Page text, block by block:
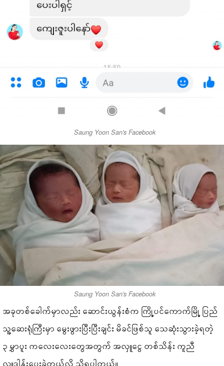
Saung Yoon San's Facebook
Saung Yoon San's Facebook
အခုတစ်ခေါက်မှာလည်း ဆောင်းယွန်းစံက ကြို့ပင်ကောက်မြို့ ပြည်
သူ့ဆေးရုံကြီးမှာ မွေးဖွားပြီးပြီးချင်း မိခင်ဖြစ်သူ သေဆုံးသွားခဲ့ရတဲ့
၃ မွှာပူး ကလေးလေးတွေအတွက် အလှူငွေ တစ်သိန်း ကူညီ
လှူဒါန်းပေးခဲ့တယ်လို့ သိရပါတယ်။